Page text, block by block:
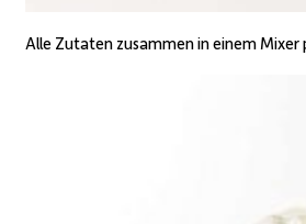
Alle Zutaten zusammen in einem